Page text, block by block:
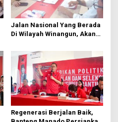
Jalan Nasional Yang Berada
Di Wilayah Winangun, Akan
Regenerasi Berjalan Baik,